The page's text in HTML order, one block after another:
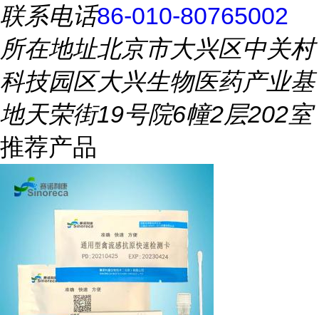
联系电话86-010-80765002
所在地址北京市大兴区中关村
科技园区大兴生物医药产业基
地天荣街19号院6幢2层202室
推荐产品